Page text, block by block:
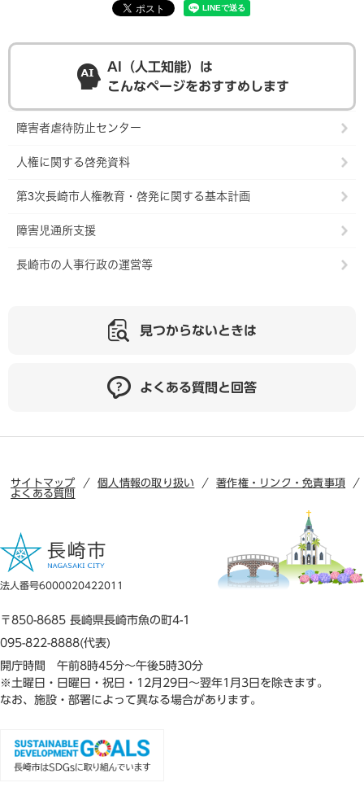
AI（人工知能）は
こんなページをおすすめします
障害者虐待防止センター
人権に関する啓発資料
第3次長崎市人権教育・啓発に関する基本計画
障害児通所支援
長崎市の人事行政の運営等
見つからないときは
よくある質問と回答
サイトマップ 個人情報の取り扱い
著作権・リンク・免責事項
よくある質問
法人番号6000020422011
〒850-8685 長崎県長崎市魚の町4-1
095-822-8888(代表)
開庁時間 午前8時45分～午後5時30分
※土曜日・日曜日・祝日・12月29日～翌年1月3日を除きます。
なお、施設・部署によって異なる場合があります。